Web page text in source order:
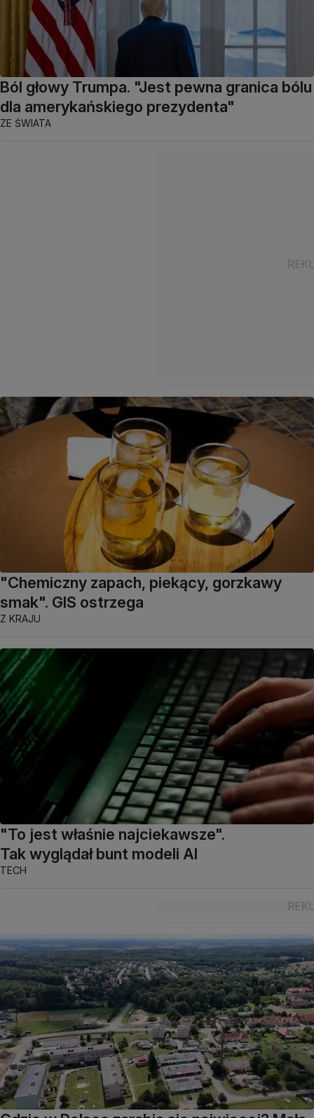
Ból głowy Trumpa. "Jest pewna granica bólu
dla amerykańskiego prezydenta"
ZE ŚWIATA
"Chemiczny zapach, piekący, gorzkawy
smak". GIS ostrzega
Z KRAJU
"To jest właśnie najciekawsze".
Tak wyglądał bunt modeli AI
TECH